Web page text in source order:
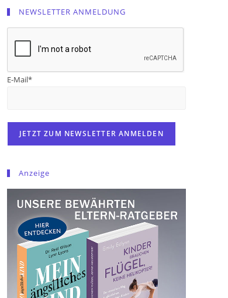
NEWSLETTER ANMELDUNG
E-Mail*
Anzeige